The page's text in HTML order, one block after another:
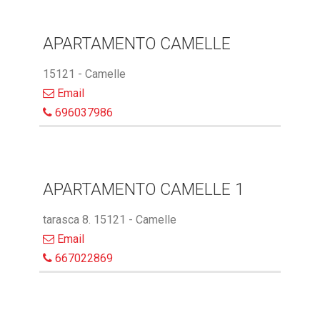
APARTAMENTO CAMELLE
15121 - Camelle
Email
696037986
APARTAMENTO CAMELLE 1
tarasca 8. 15121 - Camelle
Email
667022869